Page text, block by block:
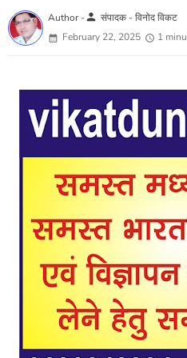
Author -person संपादक - विनोद विकट
February 22, 2025
1